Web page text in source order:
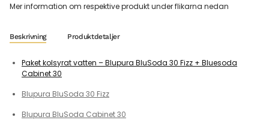
Mer information om respektive produkt under flikarna nedan
Beskrivning Produktdetaljer
Paket kolsyrat vatten – Blupura BluSoda 30 Fizz + Bluesoda
Cabinet 30
Blupura BluSoda 30 Fizz
Blupura BluSoda Cabinet 30